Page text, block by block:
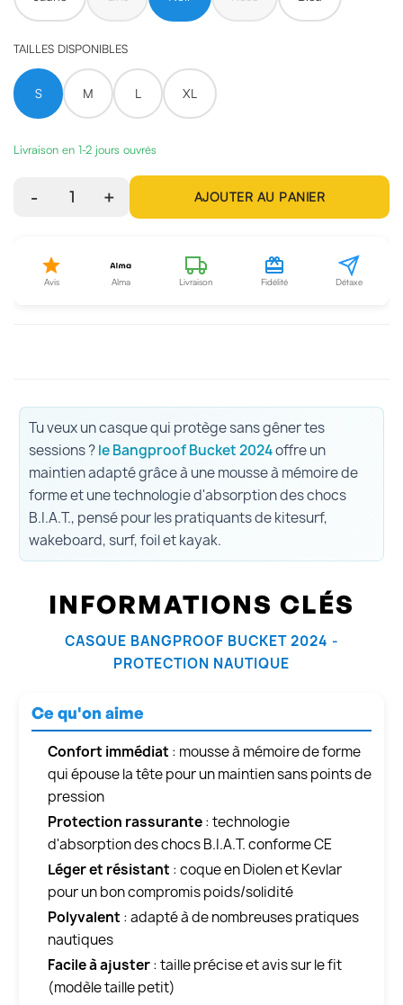
TAILLES DISPONIBLES
S M L XL
Livraison en 1-2 jours ouvrés
- 1 + AJOUTER AU PANIER
Avis Alma Livraison Fidélité Détaxe
Tu veux un casque qui protège sans gêner tes
sessions ?le Bangproof Bucket 2024offre un
maintien adapté grâce à une mousse à mémoire de
forme et une technologie d'absorption des chocs
B.I.A.T., pensé pour les pratiquants de kitesurf,
wakeboard, surf, foil et kayak.
INFORMATIONS CLÉS
CASQUE BANGPROOF BUCKET 2024 -
PROTECTION NAUTIQUE
Ce qu'on aime
Confort immédiat : mousse à mémoire de forme
qui épouse la tête pour un maintien sans points de
pression
Protection rassurante: technologie
d'absorption des chocs B.I.A.T. conforme CE
Léger et résistant : coque en Diolen et Kevlar
pour un bon compromis poids/solidité
Polyvalent : adapté à de nombreuses pratiques
nautiques
Facile à ajuster: taille précise et avis sur le fit
(modèle taille petit)